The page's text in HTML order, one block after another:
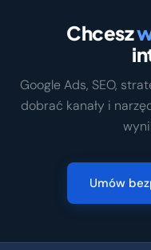
Chcesz
Google Ads, SEO,
dobrać kanały i
Umów